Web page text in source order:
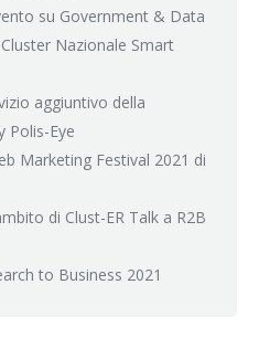
su Government & Data
Nazionale Smart
aggiuntivo della
Polis-Eye
Marketing Festival 2021 di
di Clust-ER Talk a R2B
to Business 2021